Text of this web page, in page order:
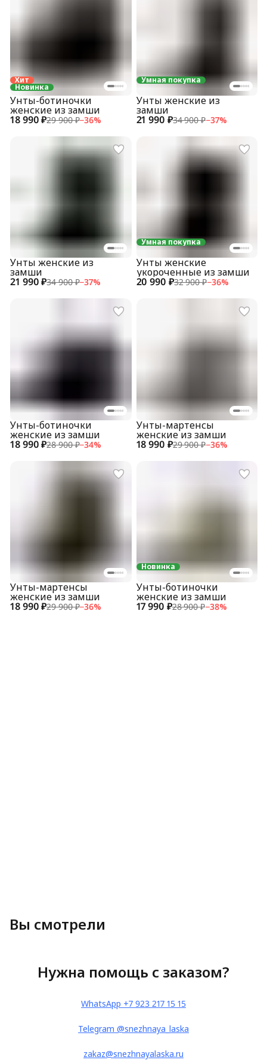
Хит
Новинка
18 990 ₽29 900 ₽−36%
Унты-ботиночки
женские из замши
Умная покупка
21 990 ₽34 900 ₽−37%
Унты женские из
замши
21 990 ₽34 900 ₽−37%
Унты женские из
замши
Умная покупка
20 990 ₽32 900 ₽−36%
Унты женские
укороченные из замши
18 990 ₽28 900 ₽−34%
Унты-ботиночки
женские из замши
18 990 ₽29 900 ₽−36%
Унты-мартенсы
женские из замши
18 990 ₽29 900 ₽−36%
Унты-мартенсы
женские из замши
Новинка
17 990 ₽28 900 ₽−38%
Унты-ботиночки
женские из замши
Вы смотрели
Нужна помощь с заказом?
WhatsApp +7 923 217 15 15
Telegram @snezhnaya_laska
zakaz@snezhnayalaska.ru